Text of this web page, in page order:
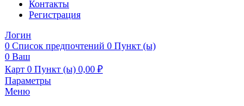
Контакты
Регистрация
Логин
0 Список предпочтений 0 Пункт (ы)
0 Ваш
Карт 0 Пункт (ы) 0,00 ₽
Параметры
Меню